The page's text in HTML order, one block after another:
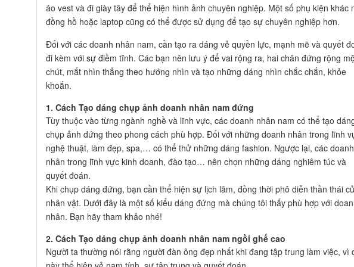
áo vest và đi giày tây để thể hiện hình ảnh chuyên nghiệp. Một số phụ kiện khác
đồng hồ hoặc laptop cũng có thể được sử dụng để tạo sự chuyên nghiệp hơn.
Đối với các doanh nhân nam, cần tạo ra dáng vẻ quyền lực, mạnh mẽ và quyết
đi kèm với sự điềm tĩnh. Các bạn nên lưu ý để vai rộng ra, hai chân đứng rộng
chút, mắt nhìn thẳng theo hướng nhìn và tạo những dáng nhìn chắc chắn, khỏe
khoắn.
1. Cách Tạo dáng chụp ảnh doanh nhân nam đứng
Tùy thuộc vào từng ngành nghề và lĩnh vực, các doanh nhân nam có thể tạo
chụp ảnh đứng theo phong cách phù hợp. Đối với những doanh nhân trong lĩnh
nghệ thuật, làm đẹp, spa,… có thể thử những dáng fashion. Ngược lại, các doanh
nhân trong lĩnh vực kinh doanh, đào tạo… nên chọn những dáng nghiêm túc và
quyết đoán.
Khi chụp dáng đứng, bạn cần thể hiện sự lịch lãm, đồng thời phô diễn thần thái
nhân vật. Dưới đây là một số kiểu dáng đứng mà chúng tôi thấy phù hợp với
nhân. Bạn hãy tham khảo nhé!
2. Cách Tạo dáng chụp ảnh doanh nhân nam ngồi ghế cao
Người ta thường nói rằng người đàn ông đẹp nhất khi đang tập trung làm việc, vì